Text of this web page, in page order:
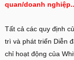
quan/doanh
Tất cả các quy định
trì và phát triển Diễn
chỉ hoạt động của